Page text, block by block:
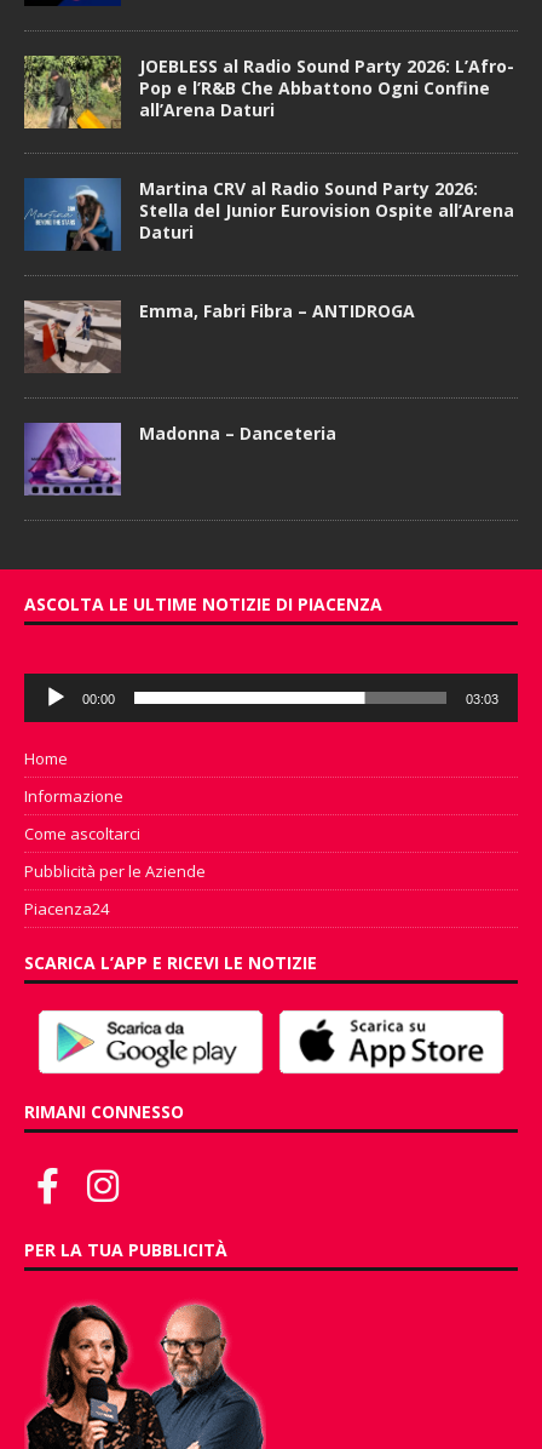
JOEBLESS al Radio Sound Party 2026: L’Afro-
Pop e l’R&B Che Abbattono Ogni Confine
all’Arena Daturi
Martina CRV al Radio Sound Party 2026:
Stella del Junior Eurovision Ospite all’Arena
Daturi
Emma, Fabri Fibra – ANTIDROGA
Madonna – Danceteria
ASCOLTA LE ULTIME NOTIZIE DI PIACENZA
Audio
Player
00:00 03:03
Home
Informazione
Come ascoltarci
Pubblicità per le Aziende
Piacenza24
SCARICA L’APP E RICEVI LE NOTIZIE
RIMANI CONNESSO
PER LA TUA PUBBLICITÀ